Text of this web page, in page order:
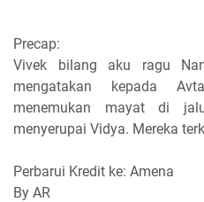
Precap:
Vivek bilang aku ragu
mengatakan kepada
menemukan mayat di
menyerupai Vidya. Mereka
Perbarui Kredit ke: Amena
By AR